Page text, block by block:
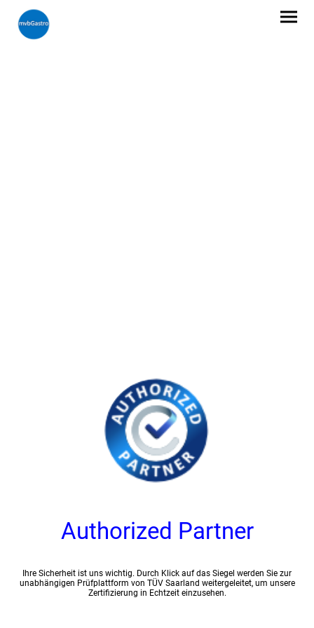
Authorized Partner
Ihre Sicherheit ist uns wichtig. Durch Klick auf das Siegel werden Sie zur
unabhängigen Prüfplattform von TÜV Saarland weitergeleitet, um unsere
Zertifizierung in Echtzeit einzusehen.